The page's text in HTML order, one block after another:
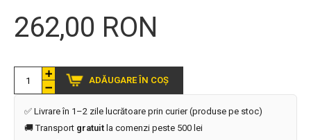
262,00 RON
ADĂUGARE ÎN COȘ
✅ Livrare în 1–2 zile lucrătoare prin curier (produse pe stoc)
🚚 Transport gratuit la comenzi peste 500 lei